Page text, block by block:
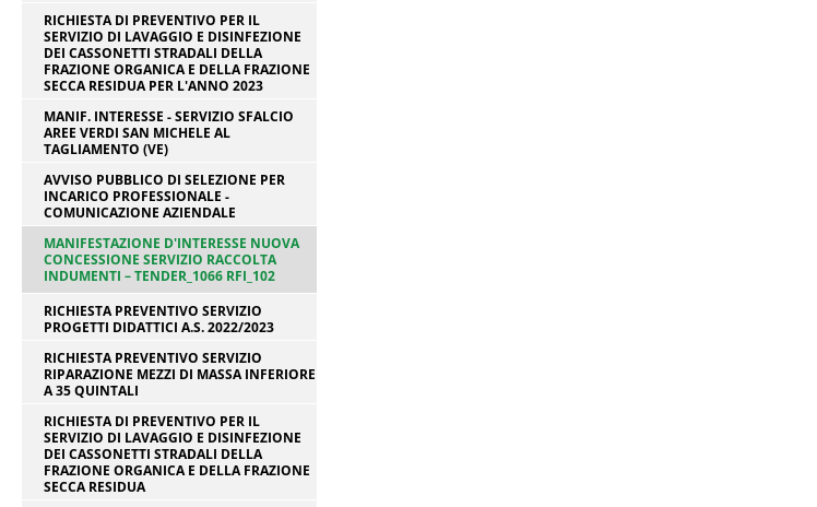
RICHIESTA DI PREVENTIVO PER IL
SERVIZIO DI LAVAGGIO E DISINFEZIONE
DEI CASSONETTI STRADALI DELLA
FRAZIONE ORGANICA E DELLA FRAZIONE
SECCA RESIDUA PER L'ANNO 2023
MANIF. INTERESSE - SERVIZIO SFALCIO
AREE VERDI SAN MICHELE AL
TAGLIAMENTO (VE)
AVVISO PUBBLICO DI SELEZIONE PER
INCARICO PROFESSIONALE -
COMUNICAZIONE AZIENDALE
MANIFESTAZIONE D'INTERESSE NUOVA
CONCESSIONE SERVIZIO RACCOLTA
INDUMENTI – TENDER_1066 RFI_102
RICHIESTA PREVENTIVO SERVIZIO
PROGETTI DIDATTICI A.S. 2022/2023
RICHIESTA PREVENTIVO SERVIZIO
RIPARAZIONE MEZZI DI MASSA INFERIORE
A 35 QUINTALI
RICHIESTA DI PREVENTIVO PER IL
SERVIZIO DI LAVAGGIO E DISINFEZIONE
DEI CASSONETTI STRADALI DELLA
FRAZIONE ORGANICA E DELLA FRAZIONE
SECCA RESIDUA